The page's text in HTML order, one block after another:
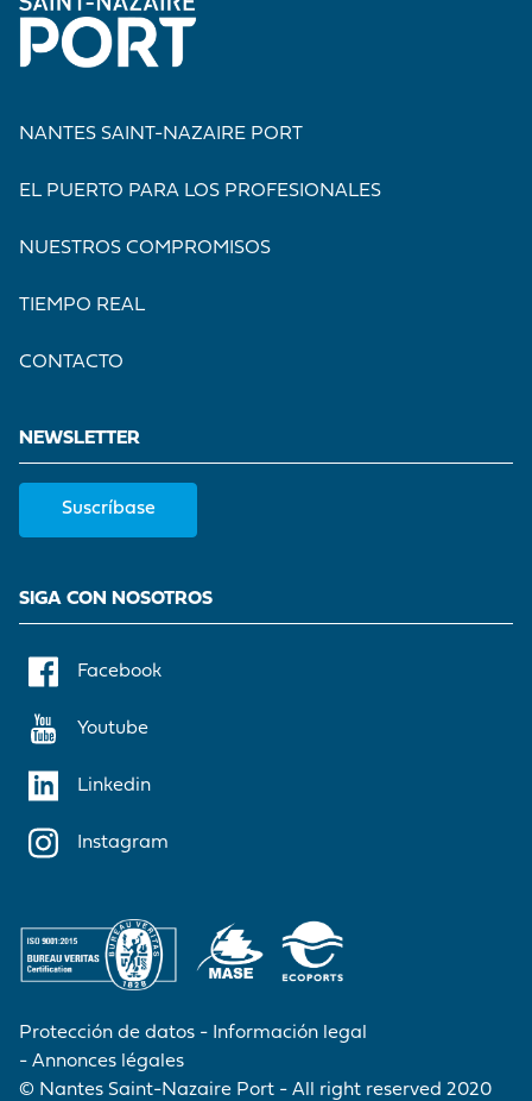
NANTES SAINT-NAZAIRE PORT
EL PUERTO PARA LOS PROFESIONALES
NUESTROS COMPROMISOS
TIEMPO REAL
CONTACTO
NEWSLETTER
Suscríbase
SIGA CON NOSOTROS
Facebook
Youtube
Linkedin
Instagram
Protección de datos
Información legal
Annonces légales
© Nantes Saint-Nazaire Port - All right reserved 2020